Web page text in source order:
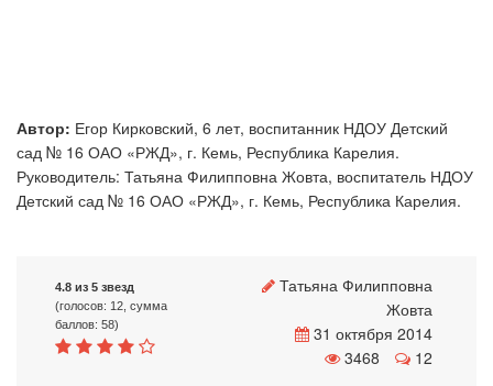
Автор: Егор Кирковский, 6 лет, воспитанник НДОУ Детский
сад № 16 ОАО «РЖД», г. Кемь, Республика Карелия.
Руководитель: Татьяна Филипповна Жовта, воспитатель НДОУ
Детский сад № 16 ОАО «РЖД», г. Кемь, Республика Карелия.
4.8 из 5 звезд
(голосов: 12, сумма
баллов: 58)
Татьяна Филипповна
Жовта
31 октября 2014
3468
12